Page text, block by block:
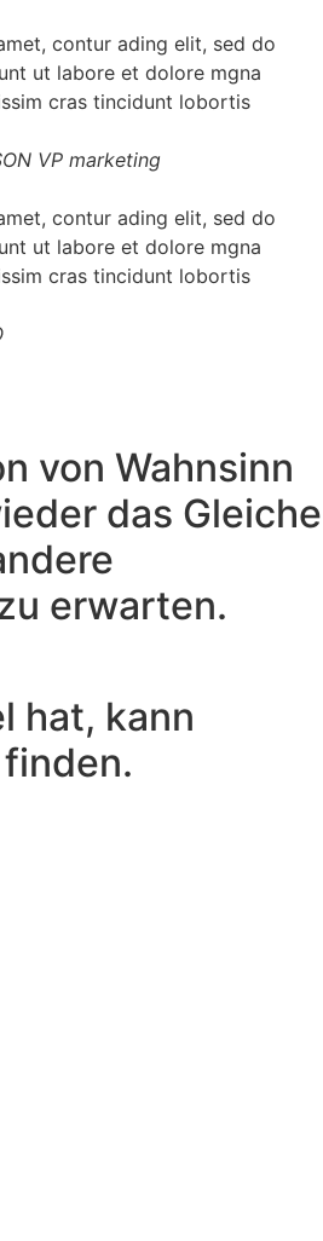
contur ading elit, sed do
ut labore et dolore mgna
cras tincidunt lobortis
VP marketing
contur ading elit, sed do
ut labore et dolore mgna
cras tincidunt lobortis
von Wahnsinn
das Gleiche
erwarten.
hat, kann